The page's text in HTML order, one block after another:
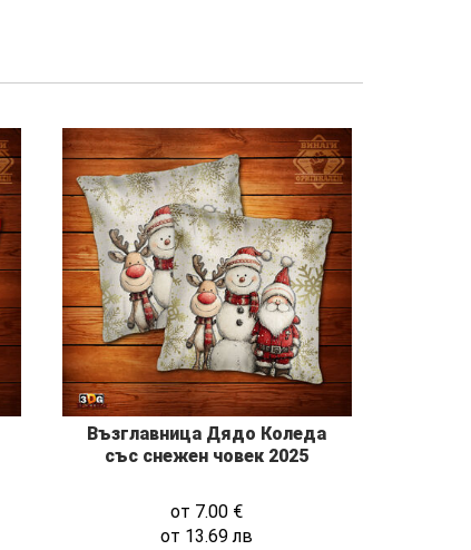
Възглавница Дядо Коледа
със снежен човек 2025
от 7.00 €
от 13.69лв